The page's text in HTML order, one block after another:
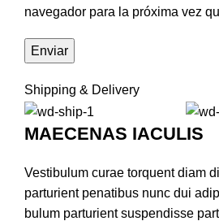
navegador para la próxima vez
Shipping & Delivery
MAECENAS IACULIS
Vestibulum curae torquent diam
parturient penatibus nunc dui
bulum parturient suspendisse